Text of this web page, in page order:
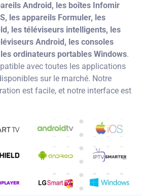
Android, les boîtes Infomir
les appareils Formuler, les
les téléviseurs intelligents, les
Android, les consoles
ordinateurs portables Windows.
avec toutes les applications
sur le marché. Notre
est facile, et notre interface est